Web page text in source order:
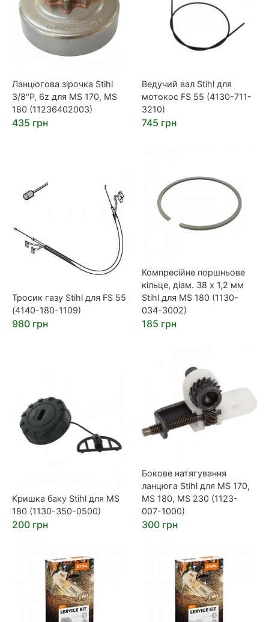
Ланцюгова зірочка Stihl
3/8"P, 6z для MS 170, MS
180 (11236402003)
435 грн
Ведучий вал Stihl для
мотокос FS 55 (4130-711-
3210)
745 грн
Тросик газу Stihl для FS 55
(4140-180-1109)
980 грн
Компресійне поршньове
кільце, діам. 38 х 1,2 мм
Stihl для MS 180 (1130-
034-3002)
185 грн
Кришка баку Stihl для MS
180 (1130-350-0500)
200 грн
Бокове натягування
ланцюга Stihl для MS 170,
MS 180, MS 230 (1123-
007-1000)
300 грн